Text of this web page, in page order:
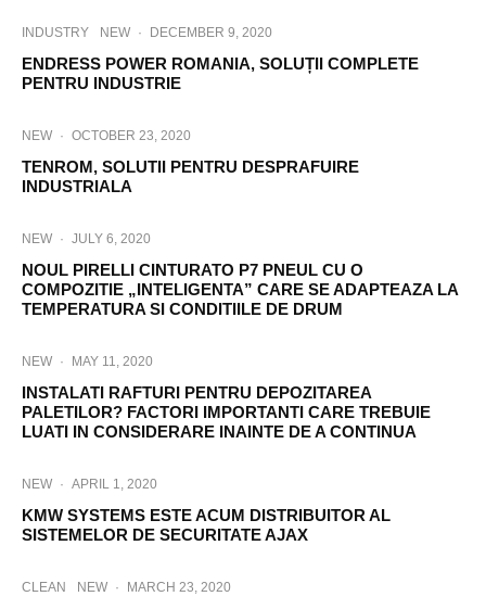
INDUSTRY NEW · DECEMBER 9, 2020
ENDRESS POWER ROMANIA, SOLUȚII COMPLETE
PENTRU INDUSTRIE
NEW · OCTOBER 23, 2020
TENROM, SOLUTII PENTRU DESPRAFUIRE
INDUSTRIALA
NEW · JULY 6, 2020
NOUL PIRELLI CINTURATO P7 PNEUL CU O
COMPOZITIE „INTELIGENTA” CARE SE ADAPTEAZA LA
TEMPERATURA SI CONDITIILE DE DRUM
NEW · MAY 11, 2020
INSTALATI RAFTURI PENTRU DEPOZITAREA
PALETILOR? FACTORI IMPORTANTI CARE TREBUIE
LUATI IN CONSIDERARE INAINTE DE A CONTINUA
NEW · APRIL 1, 2020
KMW SYSTEMS ESTE ACUM DISTRIBUITOR AL
SISTEMELOR DE SECURITATE AJAX
CLEAN NEW · MARCH 23, 2020